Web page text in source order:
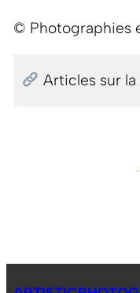
© Photographies
Articles sur
←